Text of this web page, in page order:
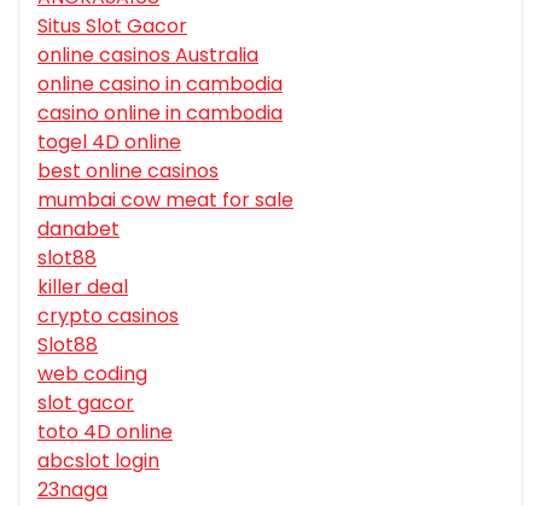
Situs Slot Gacor
online casinos Australia
online casino in cambodia
casino online in cambodia
togel 4D online
best online casinos
mumbai cow meat for sale
danabet
slot88
killer deal
crypto casinos
Slot88
web coding
slot gacor
toto 4D online
abcslot login
23naga